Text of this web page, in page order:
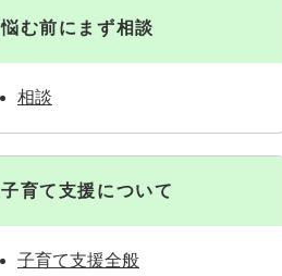
悩む前にまず相談
相談
子育て支援について
子育て支援全般